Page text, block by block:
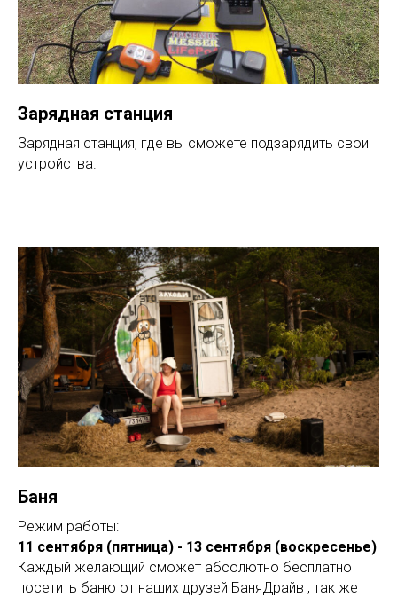
Зарядная станция
Зарядная станция, где вы сможете подзарядить свои
устройства.
Баня
Режим работы:
11 сентября (пятница) - 13 сентября (воскресенье)
Каждый желающий сможет абсолютно бесплатно
посетить баню от наших друзей БаняДрайв , так же